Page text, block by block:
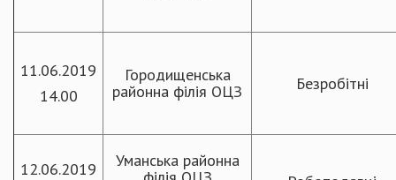
11.06.2019
14.00
Городищенська
районна філія ОЦЗ
Безробітні
12.06.2019
Уманська районна